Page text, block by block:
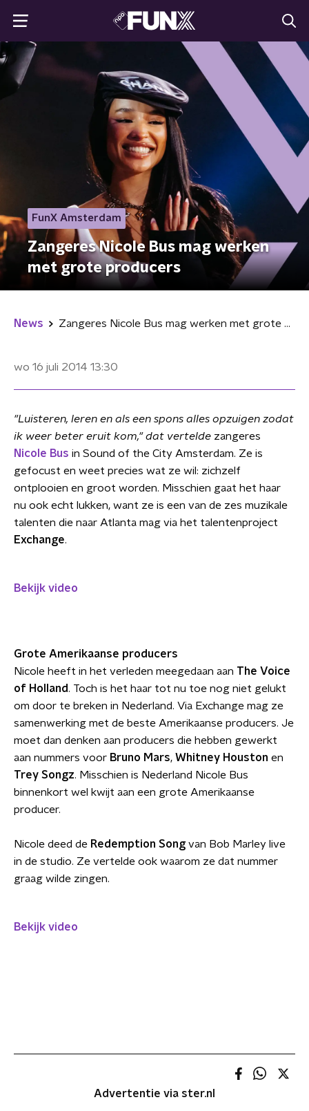
FunX Amsterdam
Zangeres Nicole Bus mag werken
met grote producers
News Zangeres Nicole Bus mag werken met grote producers
wo 16 juli 2014 13:30
"Luisteren, leren en als een spons alles opzuigen zodat
ik weer beter eruit kom," dat vertelde zangeres
Nicole Bus in Sound of the City Amsterdam. Ze is
gefocust en weet precies wat ze wil: zichzelf
ontplooien en groot worden. Misschien gaat het haar
nu ook echt lukken, want ze is een van de zes muzikale
talenten die naar Atlanta mag via het talentenproject
Exchange.
Bekijk video
Grote Amerikaanse producers
Nicole heeft in het verleden meegedaan aan The Voice
of Holland. Toch is het haar tot nu toe nog niet gelukt
om door te breken in Nederland. Via Exchange mag ze
samenwerking met de beste Amerikaanse producers. Je
moet dan denken aan producers die hebben gewerkt
aan nummers voor Bruno Mars, Whitney Houston en
Trey Songz. Misschien is Nederland Nicole Bus
binnenkort wel kwijt aan een grote Amerikaanse
producer.
Nicole deed de Redemption Songvan Bob Marley live
in de studio. Ze vertelde ook waarom ze dat nummer
graag wilde zingen.
Bekijk video
Advertentie via ster.nl